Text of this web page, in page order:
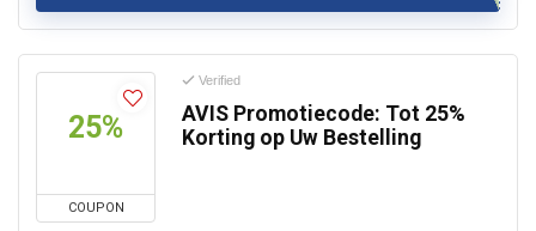
25%
COUPON
Verified
AVIS Promotiecode: Tot 25%
Korting op Uw Bestelling